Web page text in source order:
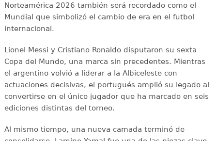
Norteamérica 2026 también será recordado como el
Mundial que simbolizó el cambio de era en el futbol
internacional.
Lionel Messi y Cristiano Ronaldo disputaron su sexta
Copa del Mundo, una marca sin precedentes. Mientras
el argentino volvió a liderar a la Albiceleste con
actuaciones decisivas, el portugués amplió su legado al
convertirse en el único jugador que ha marcado en seis
ediciones distintas del torneo.
Al mismo tiempo, una nueva camada terminó de